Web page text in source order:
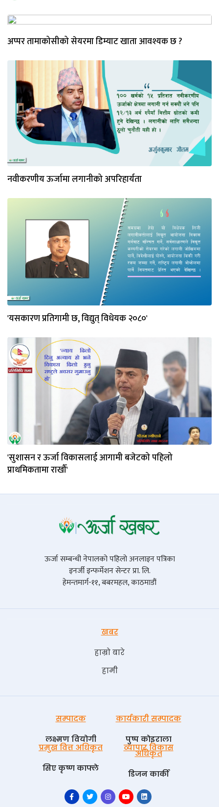
अप्पर तामाकोसीको सेयरमा डिम्याट खाता आवश्यक छ ?
नवीकरणीय ऊर्जामा लगानीको अपरिहार्यता
'यसकारण प्रतिगामी छ, विद्युत् विधेयक २०८०'
'सुशासन र ऊर्जा विकासलाई आगामी बजेटको पहिलो
प्राथमिकतामा राखौँ'
ऊर्जा सम्बन्धी नेपालको पहिलो अनलाइन पत्रिका
इनर्जी इन्फर्मेशन सेन्टर प्रा. लि.
हेमन्तमार्ग-११, बबरमहल, काठमाडौं
खबर
हाम्रो बारे
हामी
सम्पादक
लक्ष्मण वियोगी
कार्यकारी सम्पादक
पुष्प काेइराला
प्रमुख वित्त अधिकृत
सिए कृष्ण काफ्ले
व्यापार विकास
अधिकृत
डिजन कार्की